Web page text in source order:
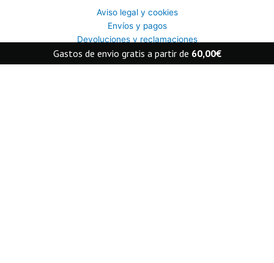
Aviso legal y cookies
Envíos y pagos
Devoluciones y reclamaciones
Gastos de envio gratis a partir de 60,00€